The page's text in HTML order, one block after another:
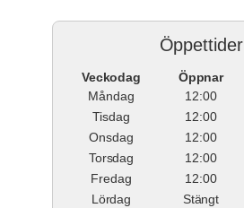
Öppettider
Veckodag Öppnar
Måndag
12:00
Tisdag
12:00
Onsdag
12:00
Torsdag
12:00
Fredag
12:00
Lördag
Stängt